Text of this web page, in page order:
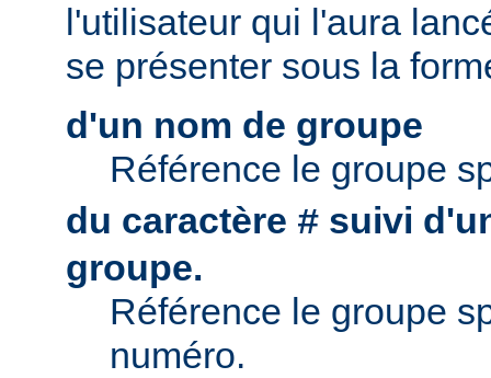
l'utilisateur qui l'aura
se présenter sous la
d'un nom de groupe
Référence le groupe
du caractère # suivi
groupe.
Référence le groupe
numéro.